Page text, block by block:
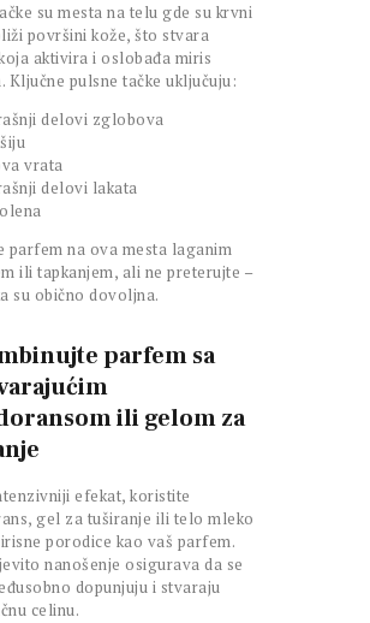
su mesta na telu gde su krvni
površini kože, što stvara
aktivira i oslobađa miris
Ključne pulsne tačke uključuju:
delovi zglobova
vrata
delovi lakata
parfem na ova mesta laganim
ili tapkanjem, ali ne preterujte –
su obično dovoljna.
parfem sa
ili gelom za
efekat, koristite
gel za tuširanje ili telo mleko
porodice kao vaš parfem.
nanošenje osigurava da se
dopunjuju i stvaraju
celinu.